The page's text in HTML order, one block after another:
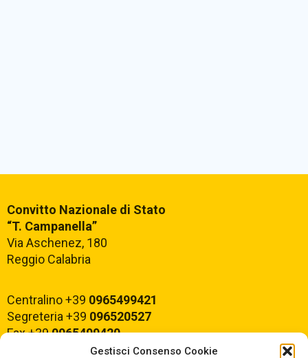
Gestisci Consenso Cookie
Convitto Nazionale di Stato
“T. Campanella”
Via Aschenez, 180
Reggio Calabria
Centralino +39 0965499421
Segreteria +39 096520527
Fax +390965499420